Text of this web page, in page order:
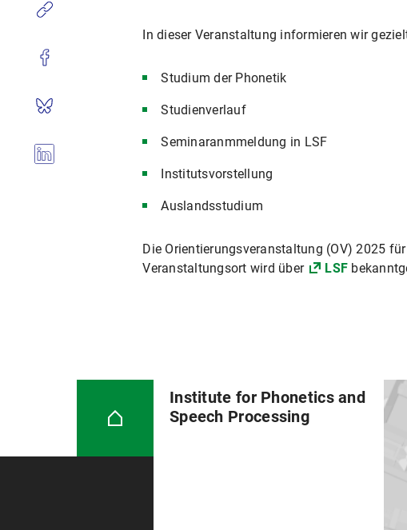
In dieser Veranstaltung informieren wir
Studium der Phonetik
Studienverlauf
Seminaranmmeldung in LSF
Institutsvorstellung
Auslandsstudium
Die Orientierungsveranstaltung (OV) 2025
Veranstaltungsort wird über
LSF
Institute for Phonetics and
Speech Processing